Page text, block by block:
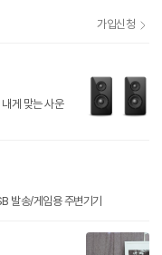
가입신청
게 맞는 사운
발송/게임용 주변기기